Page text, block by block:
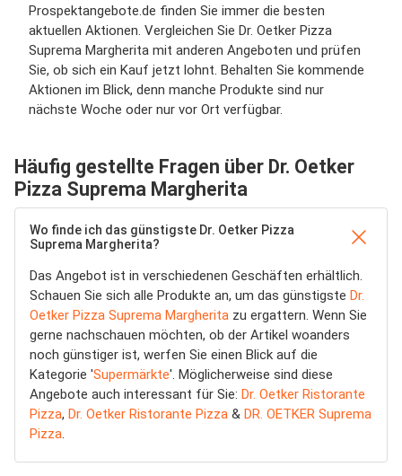
Prospektangebote.de finden Sie immer die besten
aktuellen Aktionen. Vergleichen Sie Dr. Oetker Pizza
Suprema Margherita mit anderen Angeboten und prüfen
Sie, ob sich ein Kauf jetzt lohnt. Behalten Sie kommende
Aktionen im Blick, denn manche Produkte sind nur
nächste Woche oder nur vor Ort verfügbar.
Häufig gestellte Fragen über Dr. Oetker
Pizza Suprema Margherita
Wo finde ich das günstigste Dr. Oetker Pizza
Suprema Margherita?
Das Angebot ist in verschiedenen Geschäften erhältlich.
Schauen Sie sich alle Produkte an, um das günstigste Dr.
Oetker Pizza Suprema Margherita zu ergattern. Wenn Sie
gerne nachschauen möchten, ob der Artikel woanders
noch günstiger ist, werfen Sie einen Blick auf die
Kategorie 'Supermärkte'. Möglicherweise sind diese
Angebote auch interessant für Sie: Dr. Oetker Ristorante
Pizza, Dr. Oetker Ristorante Pizza & DR. OETKER Suprema
Pizza.